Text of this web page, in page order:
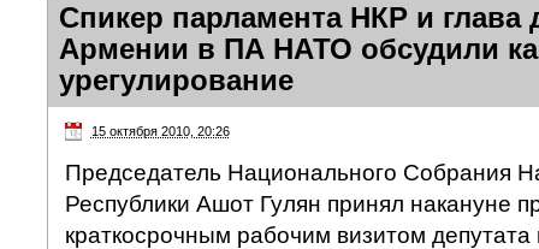
Спикер парламента НКР и глава
Армении в ПА НАТО обсудили
урегулирование
15 октября 2010, 20:26
Председатель Национального Собрания
Республики Ашот Гулян принял накануне
краткосрочным рабочим визитом